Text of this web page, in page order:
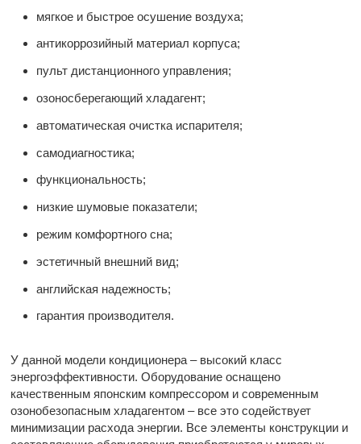
мягкое и быстрое осушение воздуха;
антикоррозийный материал корпуса;
пульт дистанционного управления;
озоносберегающий хладагент;
автоматическая очистка испарителя;
самодиагностика;
функциональность;
низкие шумовые показатели;
режим комфортного сна;
эстетичный внешний вид;
английская надежность;
гарантия производителя.
У данной модели кондиционера – высокий класс
энергоэффективности. Оборудование оснащено
качественным японским компрессором и современным
озонобезопасным хладагентом – все это содействует
минимизации расхода энергии. Все элементы конструкции и